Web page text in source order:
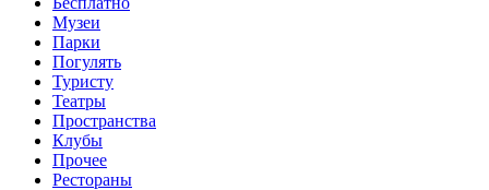
Музеи
Парки
Погулять
Туристу
Театры
Пространства
Клубы
Прочее
Рестораны